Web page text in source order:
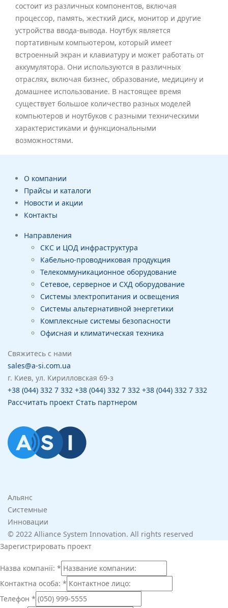
состоит из различных компонентов, включая
процессор, память, жесткий диск, монитор и другие
устройства ввода-вывода. Ноутбук является
портативным компьютером, который имеет
встроенный экран и клавиатуру и может работать от
аккумулятора. Они используются в различных
отраслях, включая бизнес, образование, медицину и
домашнее использование. В настоящее время
существует большое количество разных моделей
компьютеров и ноутбуков с разными техническими
характеристиками и функциональными
возможностями.
О компании
Прайсы и каталоги
Новости и акции
Контакты
Направления
СКС и ЦОД инфраструктура
Кабельно-проводниковая продукция
Телекоммуникационное оборудование
Сетевое, серверное и СХД оборудование
Системы электропитания и освещения
Системы альтернативной энергетики
Комплексные системы безопасности
Офисная и климатическая техника
Свяжитесь с нами
sales@a-si.com.ua
г. Киев, ул. Кирилловская 69-з
+38 (044) 332 7 332 +38 (044) 332 7 332 +38 (044) 332 7 332
Рассчитать проект Стать партнером
Альянс
Системные
Инновации
© 2022 Alliance System Innovation. All rights reserved
Зарегистрировать проект
Назва компанії: *
Контактна особа: *
Телефон *